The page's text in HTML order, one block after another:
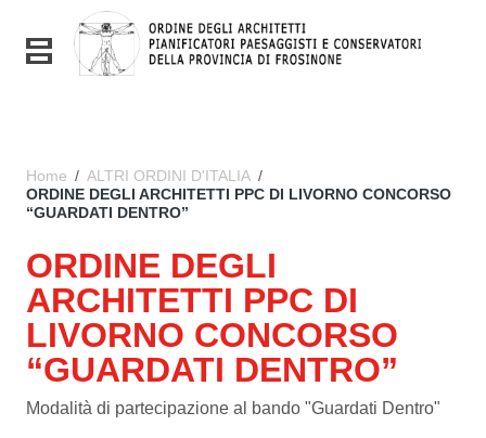
Vai ai contenuti
Vai al menu di navigazione
Vai al footer
Toggle navigation
Home / ALTRI ORDINI D'ITALIA /
ORDINE DEGLI ARCHITETTI PPC DI LIVORNO CONCORSO
“GUARDATI DENTRO”
ORDINE DEGLI
ARCHITETTI PPC DI
LIVORNO CONCORSO
“GUARDATI DENTRO”
Modalità di partecipazione al bando "Guardati Dentro"